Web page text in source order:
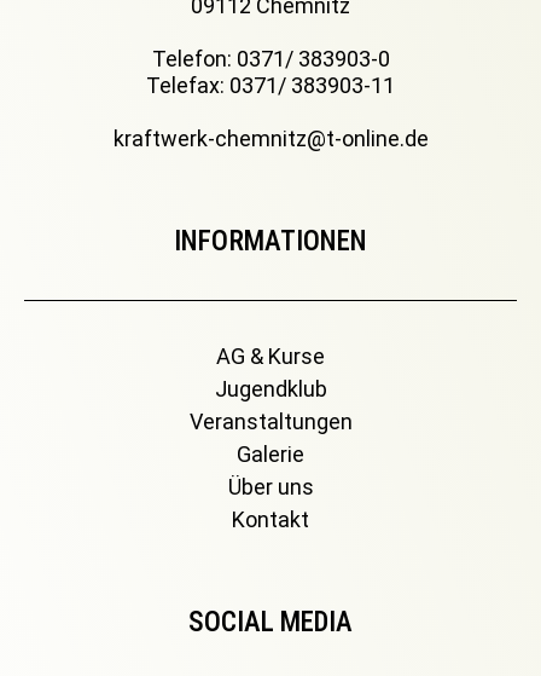
09112 Chemnitz
Telefon: 0371/ 383903-0
Telefax: 0371/ 383903-11
kraftwerk-chemnitz@t-online.de
INFORMATIONEN
AG & Kurse
Jugendklub
Veranstaltungen
Galerie
Über uns
Kontakt
SOCIAL MEDIA